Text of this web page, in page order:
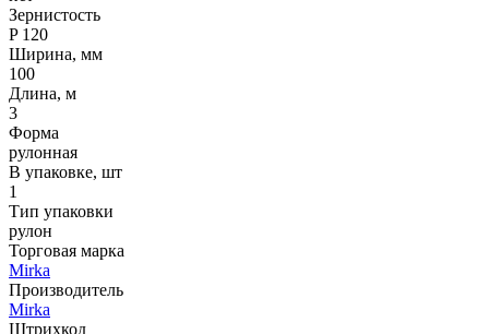
Зернистость
P 120
Ширина, мм
100
Длина, м
3
Форма
рулонная
В упаковке, шт
1
Тип упаковки
рулон
Торговая марка
Mirka
Производитель
Mirka
Штрихкод